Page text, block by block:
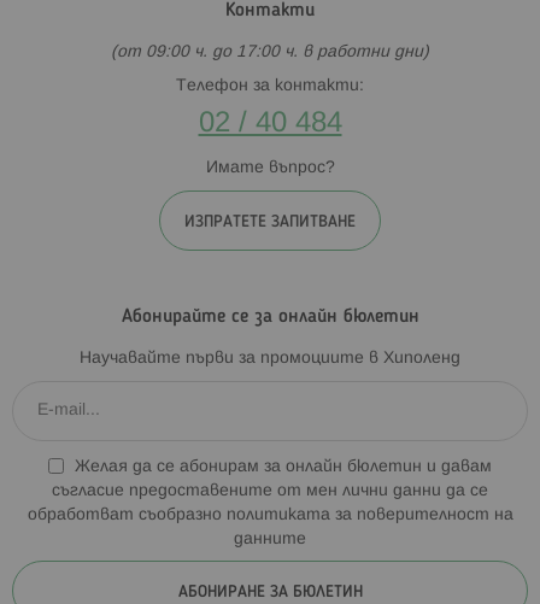
Контакти
(от 09:00 ч. до 17:00 ч. в работни дни)
Телефон за контакти:
02 / 40 484
Имате въпрос?
ИЗПРАТЕТЕ ЗАПИТВАНЕ
Абонирайте се за онлайн бюлетин
Научавайте първи за промоциите в Хиполенд
Желая да се абонирам за онлайн бюлетин и давам
съгласие предоставените от мен лични данни да се
обработват съобразно политиката за поверителност на
данните
АБОНИРАНЕ ЗА БЮЛЕТИН